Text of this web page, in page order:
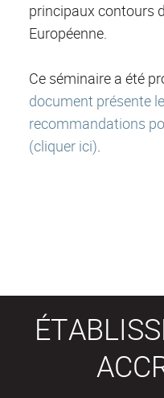
principaux contours
Européenne.
Ce séminaire a été
document présente
recommandations
(cliquer ici).